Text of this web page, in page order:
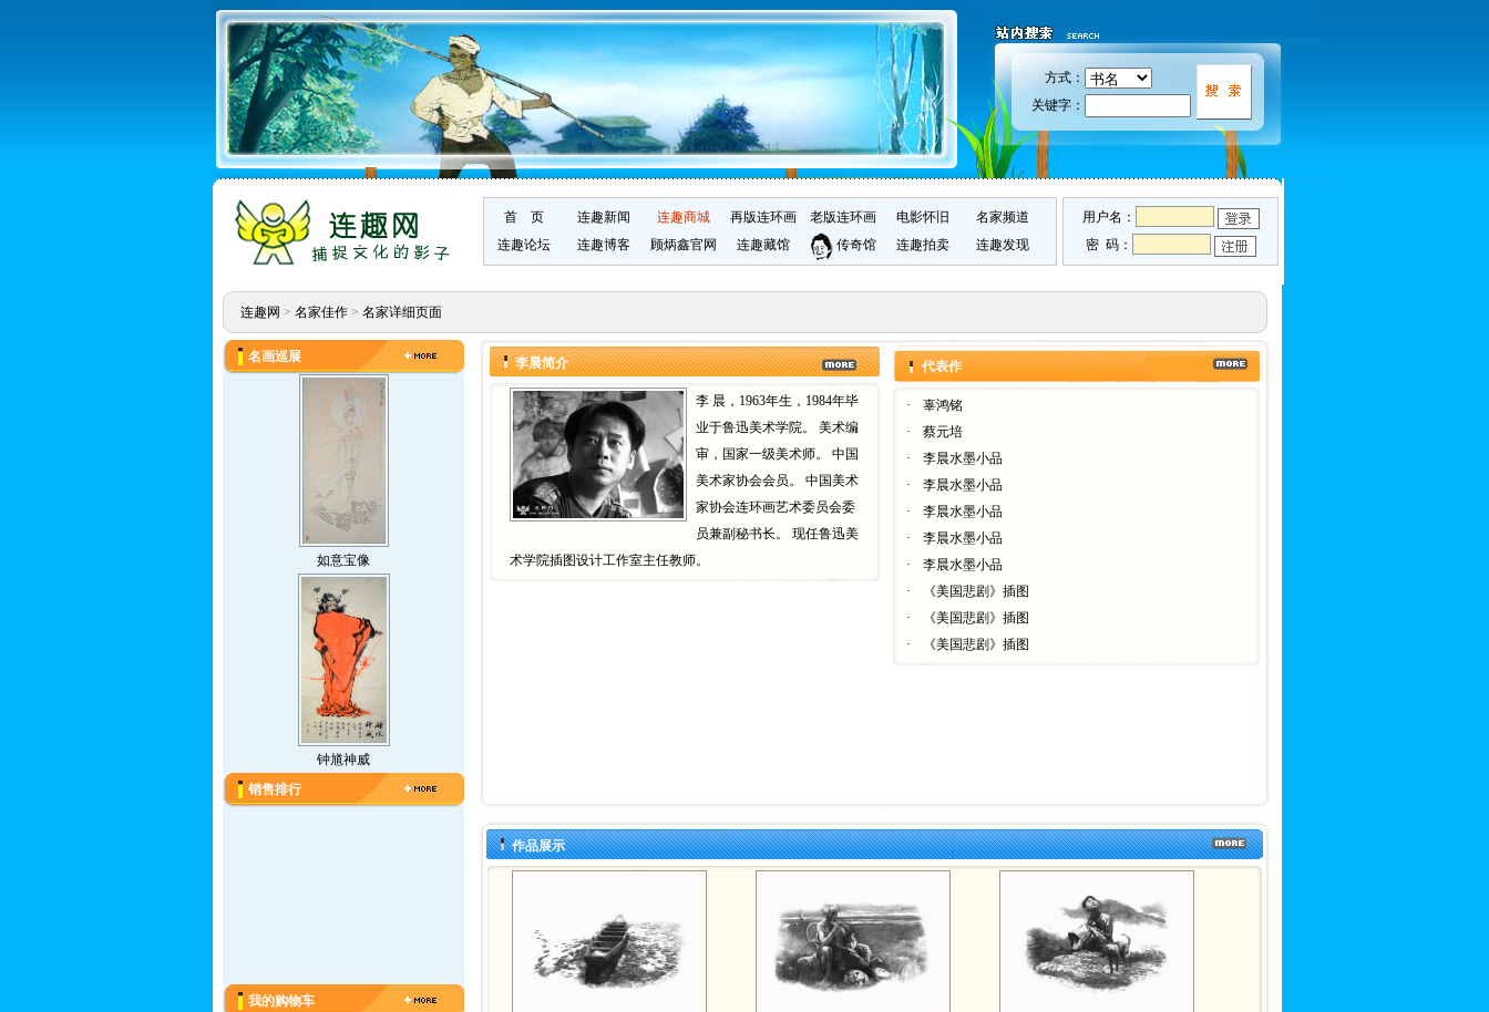
方式：
关键字：
首 页 连趣新闻 连趣商城 再版连环画 老版连环画 电影怀旧
名家频道
连趣论坛
连趣博客 顾炳鑫官网 连趣藏馆 传奇馆 连趣拍卖 连趣发现
用户名：
密 码：
连趣网 > 名家佳作> 名家详细页面
名画巡展
如意宝像
钟馗神威
销售排行
我的购物车
李晨简介
李 晨，1963年生，1984年毕
业于鲁迅美术学院。 美术编
审，国家一级美术师。 中国
美术家协会会员。 中国美术
家协会连环画艺术委员会委
员兼副秘书长。 现任鲁迅美
术学院插图设计工作室主任教师。
代表作
·
辜鸿铭
·
蔡元培
·
李晨水墨小品
·
李晨水墨小品
·
李晨水墨小品
·
李晨水墨小品
·
李晨水墨小品
·
《美国悲剧》插图
·
《美国悲剧》插图
·
《美国悲剧》插图
作品展示